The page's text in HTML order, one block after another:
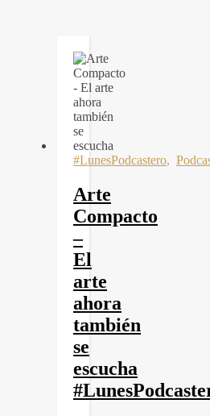
#LunesPodcastero,
Arte
Compacto
–
El
arte
ahora
también
se
escucha